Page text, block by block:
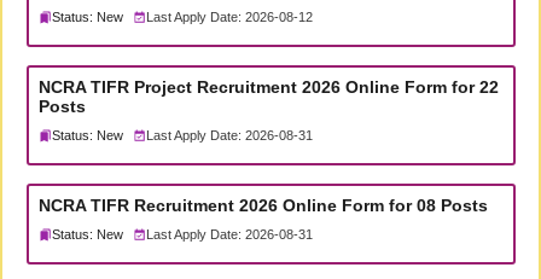
Status: New Last Apply Date: 2026-08-12
NCRA TIFR Project Recruitment 2026 Online Form for 22
Posts
Status: New Last Apply Date: 2026-08-31
NCRA TIFR Recruitment 2026 Online Form for 08 Posts
Status: New Last Apply Date: 2026-08-31